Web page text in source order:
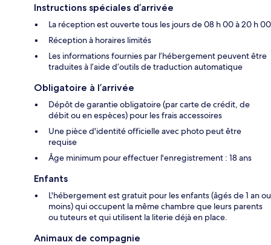
Instructions spéciales d’arrivée
La réception est ouverte tous les jours de 08 h 00 à 20 h 00
Réception à horaires limités
Les informations fournies par l’hébergement peuvent être
traduites à l’aide d’outils de traduction automatique
Obligatoire à l’arrivée
Dépôt de garantie obligatoire (par carte de crédit, de
débit ou en espèces) pour les frais accessoires
Une pièce d'identité officielle avec photo peut être
requise
Âge minimum pour effectuer l'enregistrement : 18 ans
Enfants
L'hébergement est gratuit pour les enfants (âgés de 1 an ou
moins) qui occupent la même chambre que leurs parents
ou tuteurs et qui utilisent la literie déjà en place.
Animaux de compagnie